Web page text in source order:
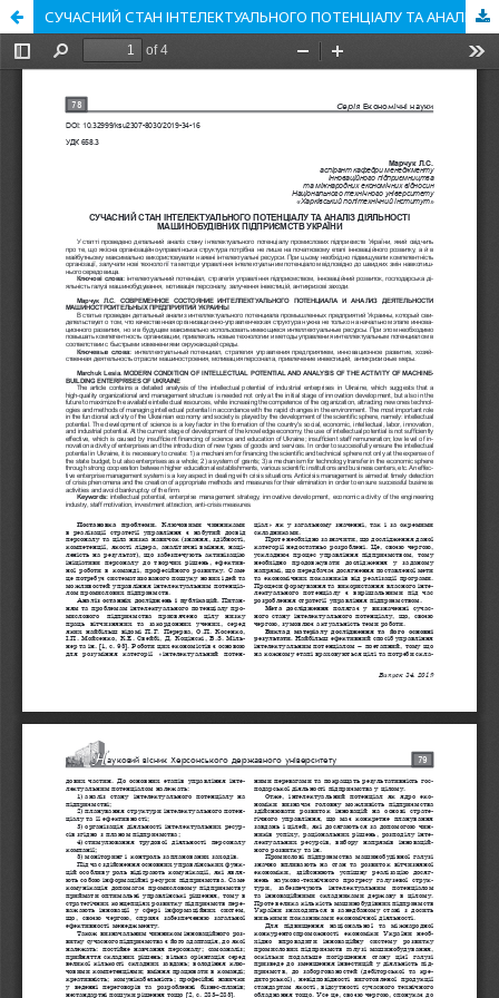
СУЧАСНИЙ СТАН ІНТЕЛЕКТУАЛЬНОГО ПОТЕНЦІАЛУ ТА АНАЛІЗ ДІЯЛЬНОСТІ МАШИНОБУДІВНИХ ПІДПРИЄМСТВ УКРАЇНИ